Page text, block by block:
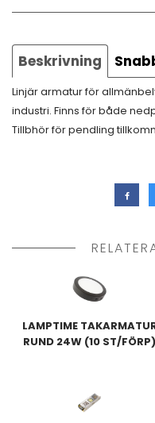
Beskrivning
Linjär armatur för
industri. Finns för både
Tillbhör för pendling
LAMPTIME
RUND 24W (10 ST/FÖRP)